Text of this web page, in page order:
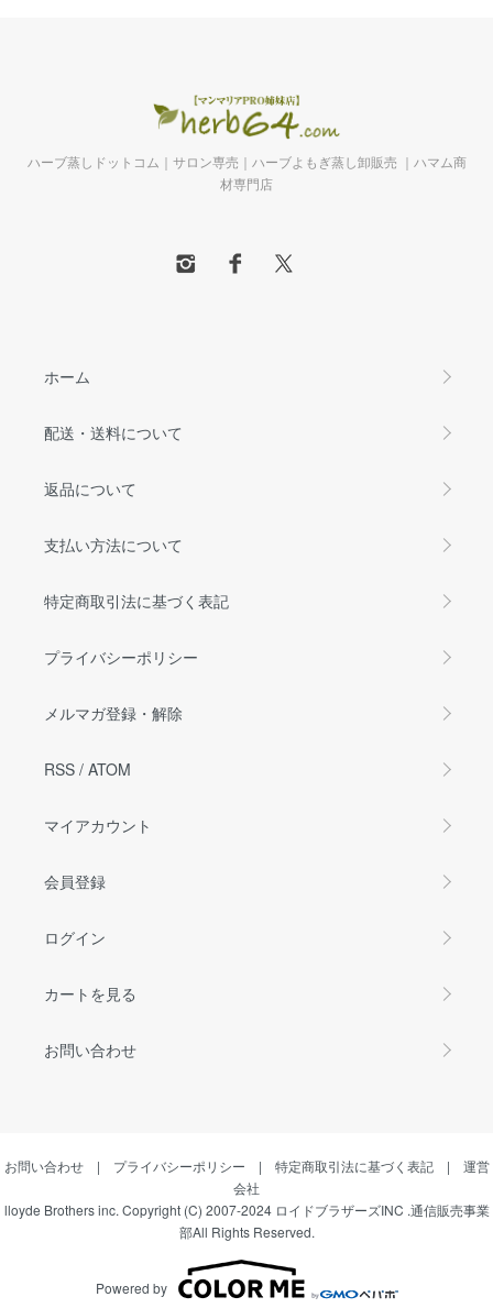
ハーブ蒸しドットコム｜サロン専売｜ハーブよもぎ蒸し卸販売 ｜ハマム商
材専門店
ホーム
配送・送料について
返品について
支払い方法について
特定商取引法に基づく表記
プライバシーポリシー
メルマガ登録・解除
RSS / ATOM
マイアカウント
会員登録
ログイン
カートを見る
お問い合わせ
お問い合わせ| プライバシーポリシー | 特定商取引法に基づく表記| 運営
会社
lloyde Brothers inc. Copyright (C) 2007-2024 ロイドブラザーズINC .通信販売事業
部All Rights Reserved.
Powered by